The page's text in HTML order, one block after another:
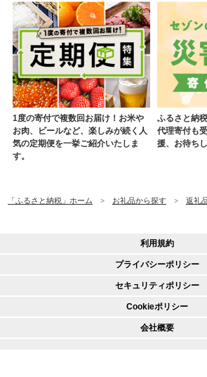
1度の寄付で複数回お届け！お米や
お肉、ビールなど、楽しみが続く人
気の定期便を一挙ご紹介いたしま
す。
ふるさと納
代理寄付も
援、お待ち
「ふるさと納税」ホーム お礼品から探す 返礼
利用規約
プライバシーポリシー
セキュリティポリシー
Cookieポリシー
会社概要